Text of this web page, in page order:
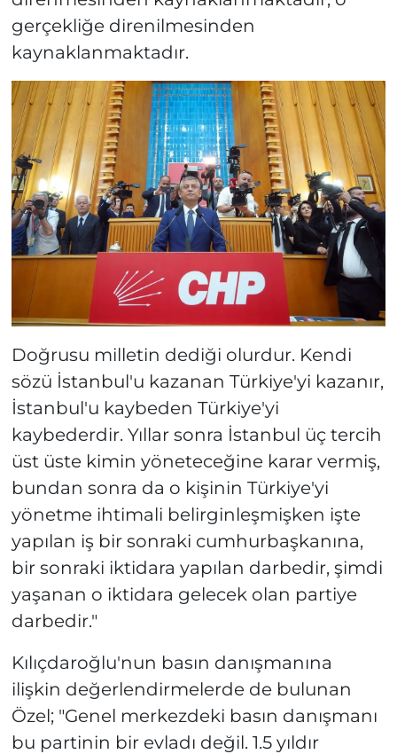
gerçekliğe direnilmesinden
kaynaklanmaktadır.
Doğrusu milletin dediği olurdur. Kendi
sözü İstanbul'u kazanan Türkiye'yi kazanır,
İstanbul'u kaybeden Türkiye'yi
kaybederdir. Yıllar sonra İstanbul üç tercih
üst üste kimin yöneteceğine karar vermiş,
bundan sonra da o kişinin Türkiye'yi
yönetme ihtimali belirginleşmişken işte
yapılan iş bir sonraki cumhurbaşkanına,
bir sonraki iktidara yapılan darbedir, şimdi
yaşanan o iktidara gelecek olan partiye
darbedir."
Kılıçdaroğlu'nun basın danışmanına
ilişkin değerlendirmelerde de bulunan
Özel; "Genel merkezdeki basın danışmanı
bu partinin bir evladı değil. 1.5 yıldır